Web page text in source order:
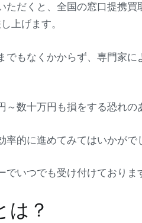
ただくと、全国の窓口提携
上げます。
でもなくかからず、専門家
～数十万円も損をする恐れの
率的に進めてみてはいかがで
でいつでも受け付けておりま
は？